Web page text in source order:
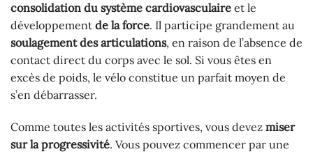
consolidation du système cardiovasculaire et le
développement de la force. Il participe grandement au
soulagement des articulations, en raison de l’absence de
contact direct du corps avec le sol. Si vous êtes en
excès de poids, le vélo constitue un parfait moyen de
s’en débarrasser.
Comme toutes les activités sportives, vous devez miser
sur la progressivité. Vous pouvez commencer par une